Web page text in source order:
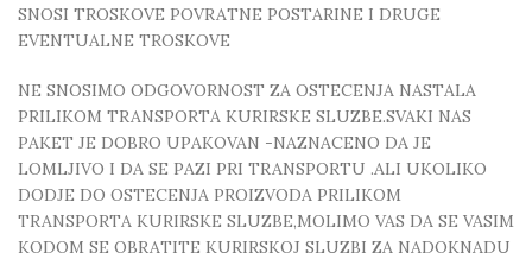
SNOSI TROSKOVE POVRATNE POSTARINE I DRUGE
EVENTUALNE TROSKOVE
NE SNOSIMO ODGOVORNOST ZA OSTECENJA NASTALA
PRILIKOM TRANSPORTA KURIRSKE SLUZBE.SVAKI NAS
PAKET JE DOBRO UPAKOVAN -NAZNACENO DA JE
LOMLJIVO I DA SE PAZI PRI TRANSPORTU .ALI UKOLIKO
DODJE DO OSTECENJA PROIZVODA PRILIKOM
TRANSPORTA KURIRSKE SLUZBE,MOLIMO VAS DA SE VASIM
KODOM SE OBRATITE KURIRSKOJ SLUZBI ZA NADOKNADU